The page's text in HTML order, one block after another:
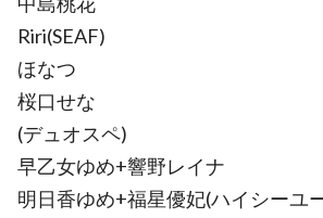
Riri(SEAF)
ほなつ
桜口せな
(デュオスペ)
早乙女ゆめ+響野レイナ
明日香ゆめ+福星優妃(ハイシーユ